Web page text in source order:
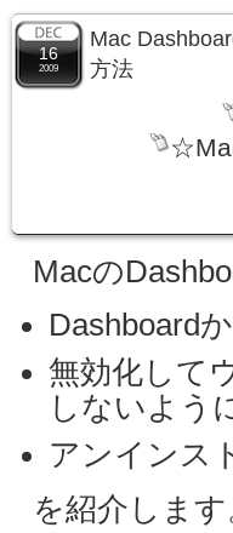
16
2009
Mac
方法
Macの
Dashboard
無効化して
しないよう
アンインス
を紹介します